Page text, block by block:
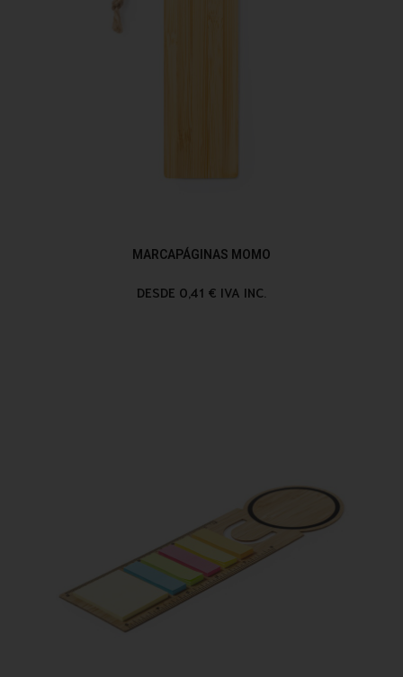
MARCAPÁGINAS MOMO
DESDE 0,41 € IVA INC.